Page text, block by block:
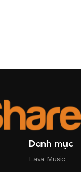
Danh mục
Lava Music